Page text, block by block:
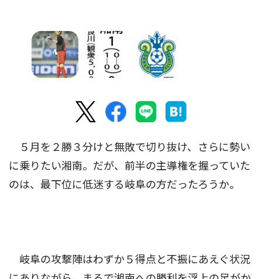
５月を２勝３分けと無敗で切り抜け、さらに勢い
に乗りたい湘南。だが、前半の主導権を握っていた
のは、最下位に低迷する岐阜の方だったろうか。
岐阜の攻撃陣はわずか５得点と不振にあえぐ状況